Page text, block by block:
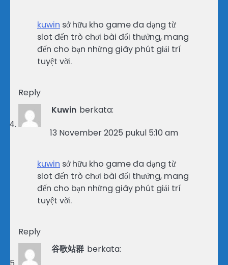
kuwin sở hữu kho game đa dạng từ
slot đến trò chơi bài đổi thưởng, mang
đến cho bạn những giây phút giải trí
tuyệt vời.
Reply
Kuwin berkata:
13 November 2025 pukul 5:10 am
kuwin sở hữu kho game đa dạng từ
slot đến trò chơi bài đổi thưởng, mang
đến cho bạn những giây phút giải trí
tuyệt vời.
Reply
谷歌站群 berkata: